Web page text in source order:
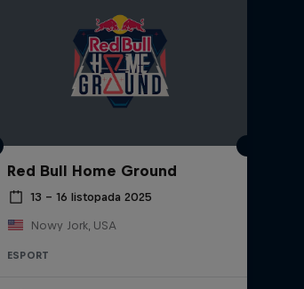
Red Bull Home Ground
13 – 16 listopada 2025
Nowy Jork, USA
ESPORT